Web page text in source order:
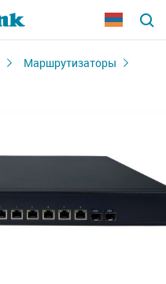
Маршрутизаторы